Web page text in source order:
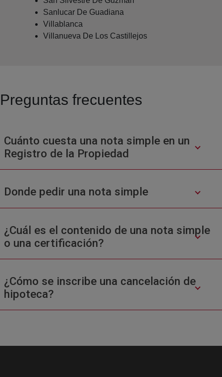
Sanlucar De Guadiana
Villablanca
Villanueva De Los Castillejos
Preguntas frecuentes
Cuánto cuesta una nota simple en un
Registro de la Propiedad
Donde pedir una nota simple
¿Cuál es el contenido de una nota simple
o una certificación?
¿Cómo se inscribe una cancelación de
hipoteca?